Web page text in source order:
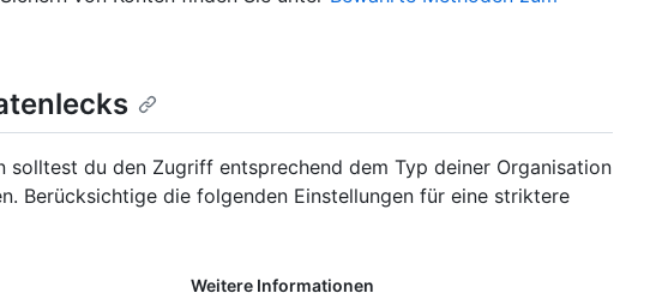
solltest du den Zugriff entsprechend dem Typ deiner Organisation
Berücksichtige die folgenden Einstellungen für eine striktere
Weitere Informationen